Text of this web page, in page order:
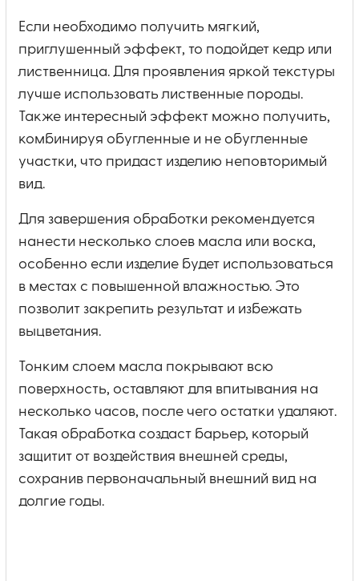
Если необходимо получить мягкий,
приглушенный эффект, то подойдет кедр или
лиственница. Для проявления яркой текстуры
лучше использовать лиственные породы.
Также интересный эффект можно получить,
комбинируя обугленные и не обугленные
участки, что придаст изделию неповторимый
вид.
Для завершения обработки рекомендуется
нанести несколько слоев масла или воска,
особенно если изделие будет использоваться
в местах с повышенной влажностью. Это
позволит закрепить результат и избежать
выцветания.
Тонким слоем масла покрывают всю
поверхность, оставляют для впитывания на
несколько часов, после чего остатки удаляют.
Такая обработка создаст барьер, который
защитит от воздействия внешней среды,
сохранив первоначальный внешний вид на
долгие годы.